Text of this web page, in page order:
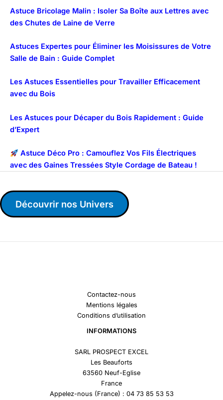
Astuce Bricolage Malin : Isoler Sa Boîte aux Lettres avec
des Chutes de Laine de Verre
Astuces Expertes pour Éliminer les Moisissures de Votre
Salle de Bain : Guide Complet
Les Astuces Essentielles pour Travailler Efficacement
avec du Bois
Les Astuces pour Décaper du Bois Rapidement : Guide
d’Expert
Astuce Déco Pro : Camouflez Vos Fils Électriques
avec des Gaines Tressées Style Cordage de Bateau !
Découvrir nos Univers
Contactez-nous
Mentions légales
Conditions d’utilisation
INFORMATIONS
SARL PROSPECT EXCEL
Les Beauforts
63560 Neuf-Eglise
France
Appelez-nous (France) : 04 73 85 53 53